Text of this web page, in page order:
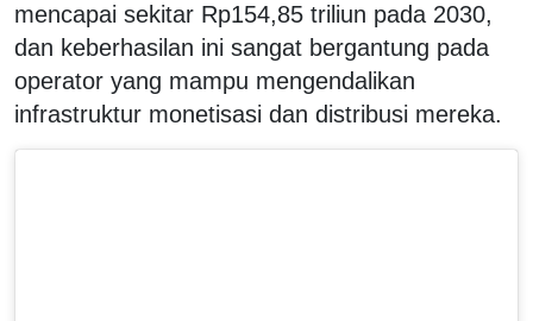
mencapai sekitar Rp154,85 triliun pada 2030,
dan keberhasilan ini sangat bergantung pada
operator yang mampu mengendalikan
infrastruktur monetisasi dan distribusi mereka.